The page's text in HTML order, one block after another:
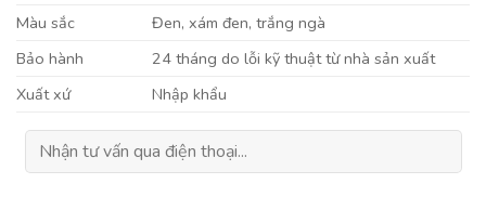
Màu sắc
Đen, xám đen, trắng ngà
Bảo hành
24 tháng do lỗi kỹ thuật từ nhà sản xuất
Xuất xứ
Nhập khẩu